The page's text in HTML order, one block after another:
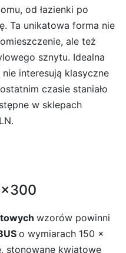
od łazienki po
Ta unikatowa forma nie
ale też
sznytu. Idealna
interesują klasyczne
czasie staniało
w sklepach
wzorów powinni
o wymiarach 150 x
stonowane kwiatowe